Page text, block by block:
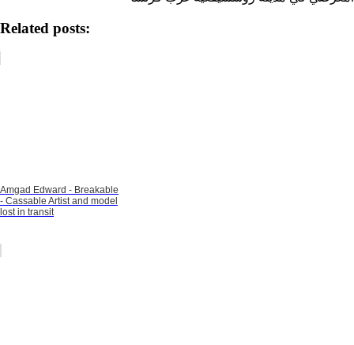
Related posts:
Amgad Edward - Breakable
- Cassable Artist and model
lost in transit